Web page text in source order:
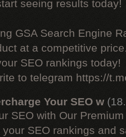
seeing results today!
GSA Search Engine
at a competitive
SEO rankings today!
to telegram https://
Your SEO w
SEO with Our
SEO rankings and